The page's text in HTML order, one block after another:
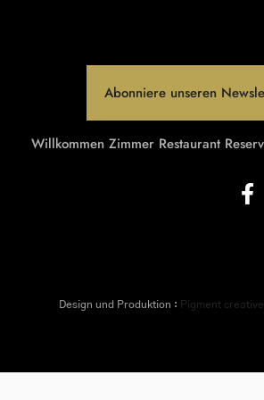
Abonniere unseren
Willkommen Zimmer Restaurant
Design und Produktion : Pigment